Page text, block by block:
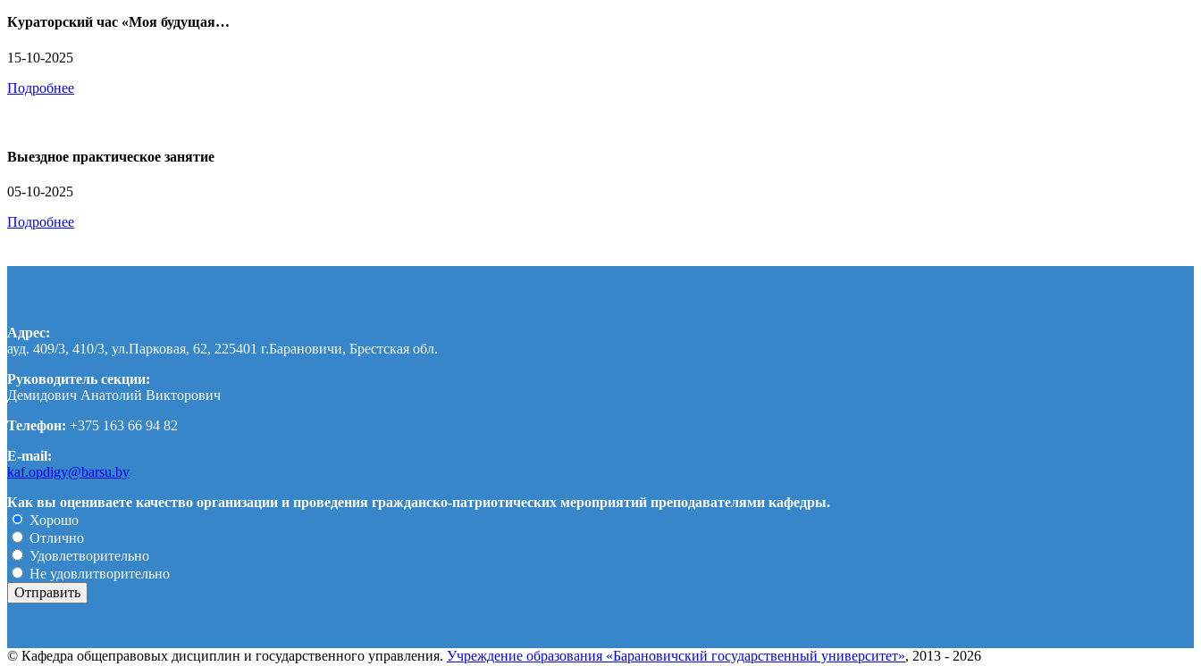
Кураторский час «Моя будущая…
15-10-2025
Подробнее
Выездное практическое занятие
05-10-2025
Подробнее
Адрес:
ауд. 409/3, 410/3, ул.Парковая, 62, 225401 г.Барановичи, Брестская обл.
Руководитель секции:
Демидович Анатолий Викторович
Телефон: +375 163 66 94 82
E-mail:
kaf.opdigy@barsu.by
Как вы оцениваете качество организации и проведения гражданско-патриотических мероприятий преподавателями кафедры.
Хорошо
Отлично
Удовлетворительно
Не удовлитворительно
© Кафедра общеправовых дисциплин и государственного управления. Учреждение образования «Барановичский государственный университет», 2013 - 2026